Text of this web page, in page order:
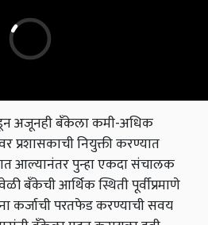
अजूनही बँकेला कमी-अधिक
प्रशासकाची नियुक्ती करण्यात
आल्यानंतर पुन्हा एकदा संचालक
बँकेची आर्थिक स्थिती पूर्वीप्रमाणे
कर्जाची परतफेड करण्याची सवय